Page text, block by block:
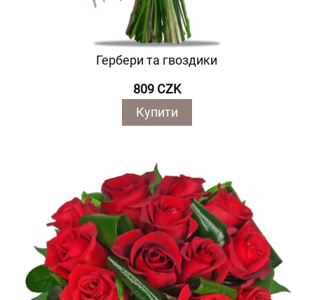
Гербери та гвоздики
809 CZK
Купити